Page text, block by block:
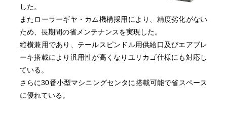
した。
またローラーギヤ・カム機構採用により、精度劣化がない
ため、長期間の省メンテナンスを実現した。
縦横兼用であり、テールスピンドル用供給口及びエアブレ
ーキ搭載により汎用性が高くなりユリカゴ仕様にも対応し
ている。
さらに30番小型マシニングセンタに搭載可能で省スペース
に優れている。